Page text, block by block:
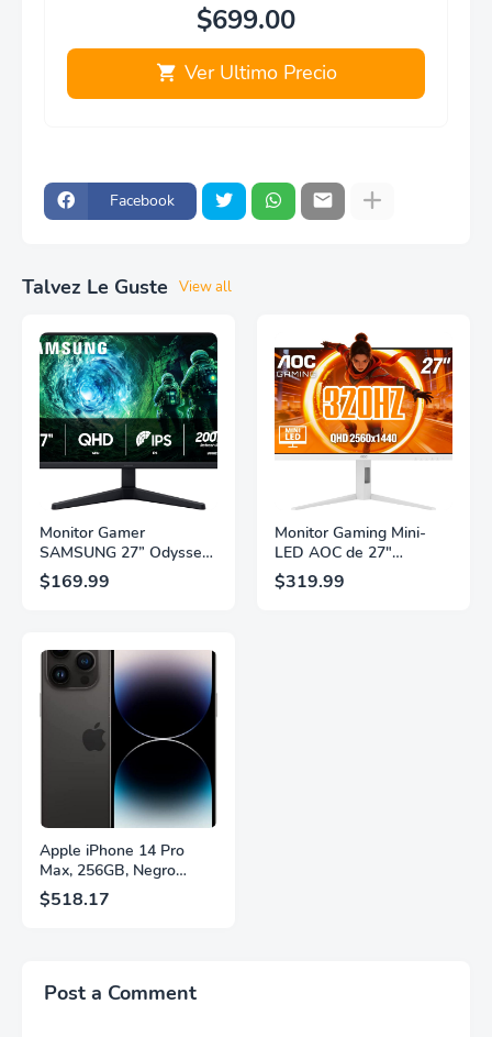
$699.00
Ver Ultimo Precio
Facebook
Talvez Le Guste View all
Monitor Gamer
SAMSUNG 27” Odyssey
G5 G53F con Resolución
QHD, HDR10,
Panel IPS, AMD
FreeSync™ Premium,
Ecualizador Negro,
Cambio Automático de
Fuente,
LS27FG532ENXZA
$169.99
Monitor Gaming Mini-
LED AOC de 27"
Pulgadas, QHD
2560×1440, 320Hz, 1ms
$319.99
Apple iPhone 14 Pro
Max, 256GB, Negro
Espacial - Desbloqueado
(Renovado)
$518.17
Post a Comment